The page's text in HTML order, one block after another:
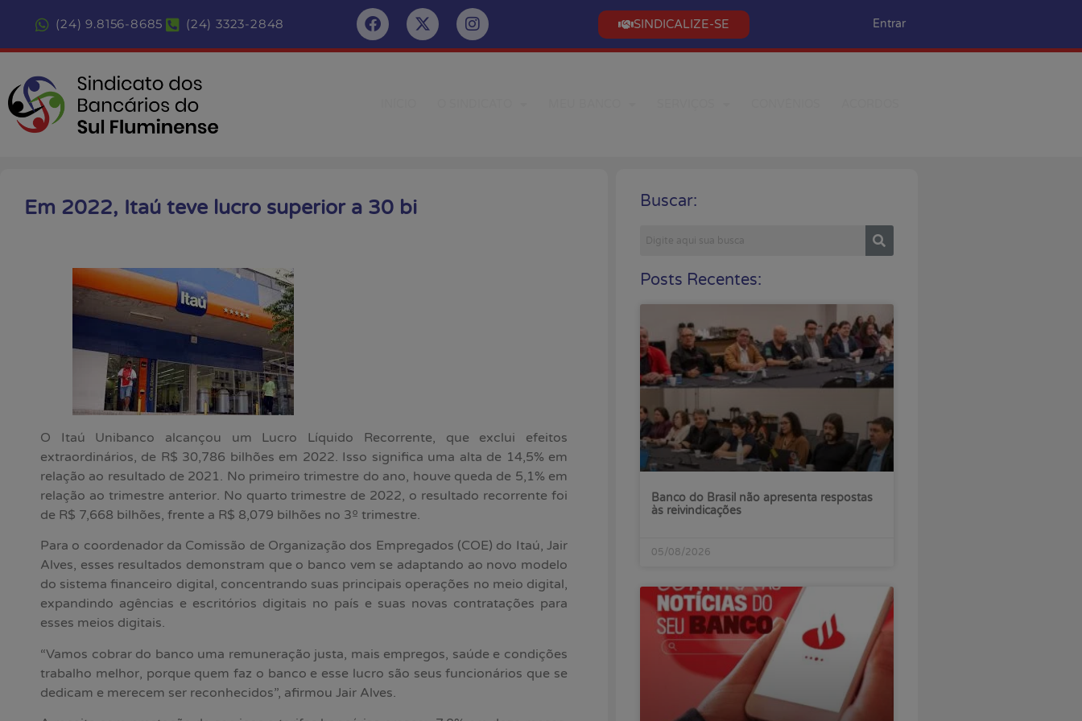
(24) 9.8156-8685 (24) 3323-2848 SINDICALIZE-SE Entrar
Em 2022, Itaú teve lucro superior a 30 bi
O Itaú Unibanco alcançou um Lucro Líquido Recorrente, que exclui efeitos
extraordinários, de R$ 30,786 bilhões em 2022. Isso significa uma alta de 14,5% em
relação ao resultado de 2021. No primeiro trimestre do ano, houve queda de 5,1% em
relação ao trimestre anterior. No quarto trimestre de 2022, o resultado recorrente foi
de R$ 7,668 bilhões, frente a R$ 8,079 bilhões no 3º trimestre.
Para o coordenador da Comissão de Organização dos Empregados (COE) do Itaú, Jair
Alves, esses resultados demonstram que o banco vem se adaptando ao novo modelo
do sistema financeiro digital, concentrando suas principais operações no meio digital,
expandindo agências e escritórios digitais no país e suas novas contratações para
esses meios digitais.
“Vamos cobrar do banco uma remuneração justa, mais empregos, saúde e condições
trabalho melhor, porque quem faz o banco e esse lucro são seus funcionários que se
dedicam e merecem ser reconhecidos”, afirmou Jair Alves.
Buscar:
Posts Recentes:
Banco do Brasil não apresenta respostas
às reivindicações
05/08/2026